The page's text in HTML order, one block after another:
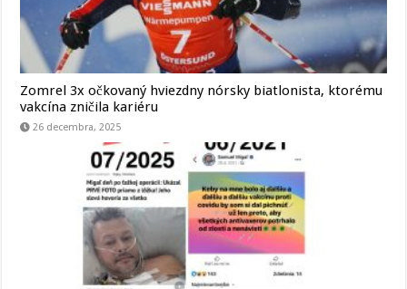
Zomrel 3x očkovaný hviezdny nórsky biatlonista, ktorému
vakcína zničila kariéru
26 decembra, 2025